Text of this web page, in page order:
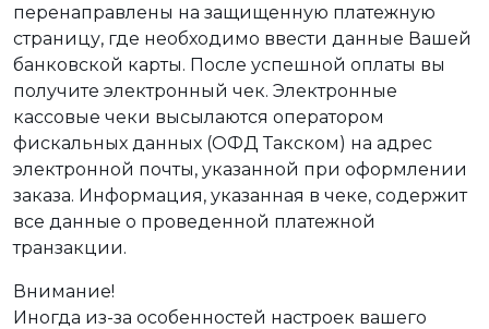
перенаправлены на защищенную платежную
страницу, где необходимо ввести данные Вашей
банковской карты. После успешной оплаты вы
получите электронный чек. Электронные
кассовые чеки высылаются оператором
фискальных данных (ОФД Такском) на адрес
электронной почты, указанной при оформлении
заказа. Информация, указанная в чеке, содержит
все данные о проведенной платежной
транзакции.
Внимание!
Иногда из-за особенностей настроек вашего